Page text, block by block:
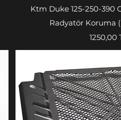
Vista
Ktm Duke 125-250-390
Radyatör Koruma
Prezzo
1250,00